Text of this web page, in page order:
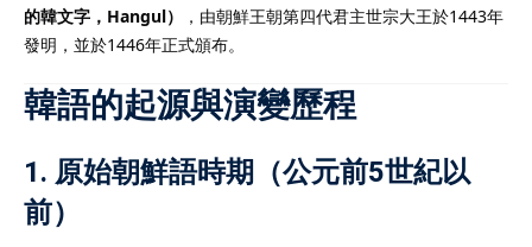
的韓文字，Hangul）
，由朝鮮王朝第四代君主世宗大王於1443年
發明，並於1446年正式頒布。
韓語的起源與演變歷程
1. 原始朝鮮語時期（公元前5世紀以
前）